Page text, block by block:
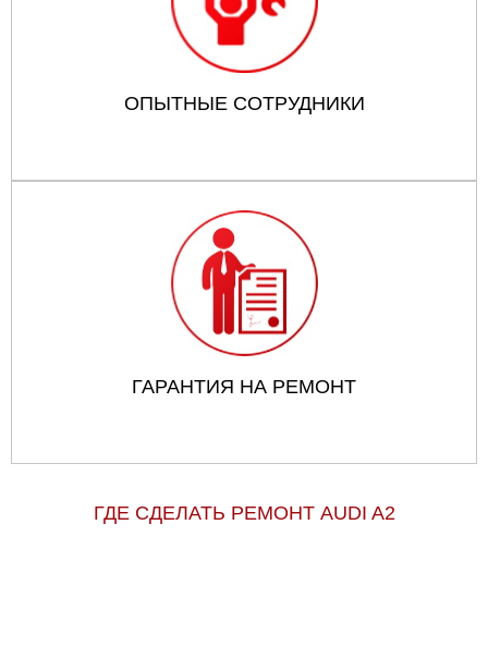
ОПЫТНЫЕ СОТРУДНИКИ
ГАРАНТИЯ НА РЕМОНТ
ГДЕ СДЕЛАТЬ РЕМОНТ AUDI A2